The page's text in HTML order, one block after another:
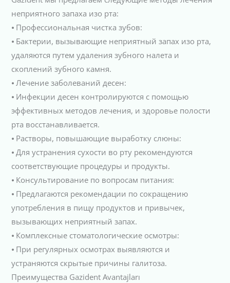
неприятного запаха изо рта:
⦁ Профессиональная чистка зубов:
⦁ Бактерии, вызывающие неприятный запах изо рта,
удаляются путем удаления зубного налета и
скоплений зубного камня.
⦁ Лечение заболеваний десен:
⦁ Инфекции десен контролируются с помощью
эффективных методов лечения, и здоровье полости
рта восстанавливается.
⦁ Растворы, повышающие выработку слюны:
⦁ Для устранения сухости во рту рекомендуются
соответствующие процедуры и продукты.
⦁ Консультирование по вопросам питания:
⦁ Предлагаются рекомендации по сокращению
употребления в пищу продуктов и привычек,
вызывающих неприятный запах.
⦁ Комплексные стоматологические осмотры:
⦁ При регулярных осмотрах выявляются и
устраняются скрытые причины галитоза.
Преимущества Gazident Avantajları